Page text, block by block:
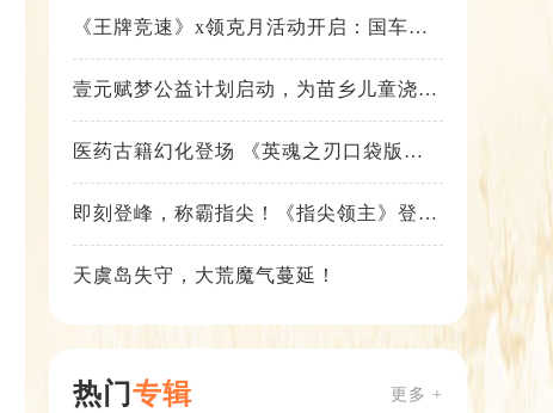
《王牌竞速》x领克月活动开启：国车喜
壹元赋梦公益计划启动，为苗乡儿童浇筑
医药古籍幻化登场 《英魂之刃口袋版》
即刻登峰，称霸指尖！《指尖领主》登峰
天虞岛失守，大荒魔气蔓延！
热门专辑 更多 +